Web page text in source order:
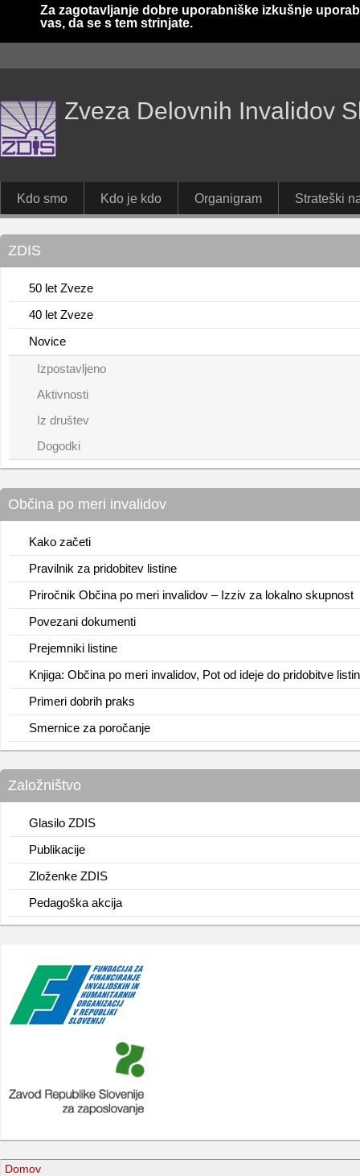
Za zagotavljanje dobre uporabniške izkušnje
vas, da se s tem strinjate.
Zveza Delovnih Invalidov
Kdo smo Kdo je kdo Organigram Strateški
ZDIS
50 let Zveze
40 let Zveze
Novice
Izpostavljeno
Aktivnosti
Iz društev
Dogodki
Občina po meri invalidov
Kako začeti
Pravilnik za pridobitev listine
Priročnik Občina po meri invalidov – Izziv za lokalno skupnost
Povezani dokumenti
Prejemniki listine
Knjiga: Občina po meri invalidov, Pot od ideje do pridobitve
Primeri dobrih praks
Smernice za poročanje
Založništvo
Glasilo ZDIS
Publikacije
Zloženke ZDIS
Pedagoška akcija
Domov